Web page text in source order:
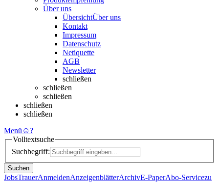
Über uns
ÜbersichtÜber uns
Kontakt
Impressum
Datenschutz
Netiquette
AGB
Newsletter
schließen
schließen
schließen
schließen
schließen
Menü ☺?
Volltextsuche
Suchbegriff:
Suchen
JobsTrauerAnmeldenAnzeigenblätterArchivE-PaperAbo-Servicezu